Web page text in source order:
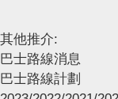
其他推介:
巴士路線消息
巴士路線計劃